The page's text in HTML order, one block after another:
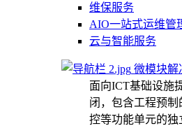
维保服务
AIO一站式运维管
云与智能服务
微模块解
面向ICT基础设施
闭，包含工程预
控等功能单元的